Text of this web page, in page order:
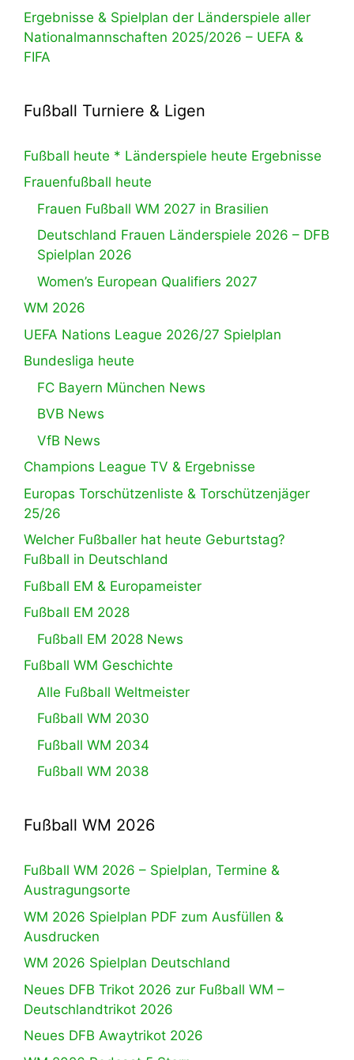
Ergebnisse & Spielplan der Länderspiele aller
Nationalmannschaften 2025/2026 – UEFA &
FIFA
Fußball Turniere & Ligen
Fußball heute * Länderspiele heute Ergebnisse
Frauenfußball heute
Frauen Fußball WM 2027 in Brasilien
Deutschland Frauen Länderspiele 2026 – DFB
Spielplan 2026
Women’s European Qualifiers 2027
WM 2026
UEFA Nations League 2026/27 Spielplan
Bundesliga heute
FC Bayern München News
BVB News
VfB News
Champions League TV & Ergebnisse
Europas Torschützenliste & Torschützenjäger
25/26
Welcher Fußballer hat heute Geburtstag?
Fußball in Deutschland
Fußball EM & Europameister
Fußball EM 2028
Fußball EM 2028 News
Fußball WM Geschichte
Alle Fußball Weltmeister
Fußball WM 2030
Fußball WM 2034
Fußball WM 2038
Fußball WM 2026
Fußball WM 2026 – Spielplan, Termine &
Austragungsorte
WM 2026 Spielplan PDF zum Ausfüllen &
Ausdrucken
WM 2026 Spielplan Deutschland
Neues DFB Trikot 2026 zur Fußball WM –
Deutschlandtrikot 2026
Neues DFB Awaytrikot 2026